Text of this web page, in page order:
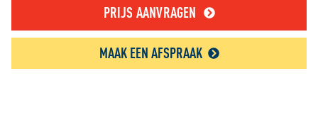
PRIJS AANVRAGEN
MAAK EEN AFSPRAAK